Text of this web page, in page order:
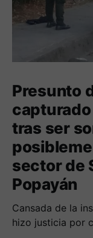
Presunto
tras ser
sector de
Popayán
Cansada de la
hizo justicia por